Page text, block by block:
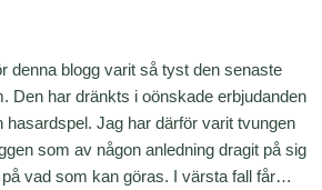
denna blogg varit så tyst den senaste
Den har dränkts i oönskade erbjudanden
hasardspel. Jag har därför varit tvungen
som av någon anledning dragit på sig
vad som kan göras. I värsta fall får…